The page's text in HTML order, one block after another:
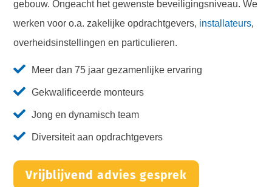
gebouw. Ongeacht het gewenste beveiligingsniveau. We
werken voor o.a. zakelijke opdrachtgevers, installateurs,
overheidsinstellingen en particulieren.
Meer dan 75 jaar gezamenlijke ervaring
Gekwalificeerde monteurs
Jong en dynamisch team
Diversiteit aan opdrachtgevers
Vrijblijvend advies gesprek